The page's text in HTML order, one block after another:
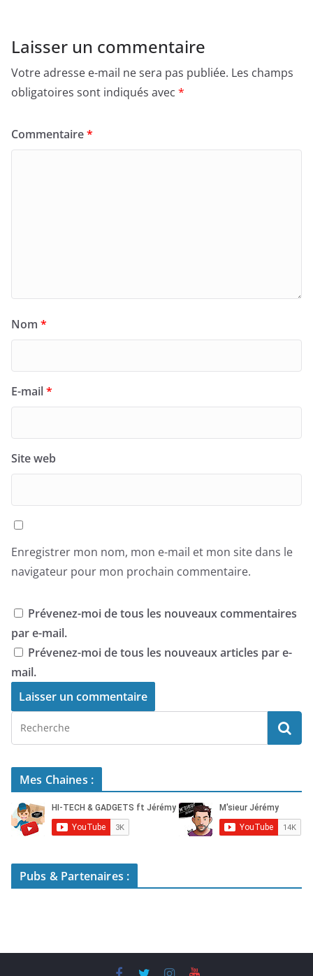
Laisser un commentaire
Votre adresse e-mail ne sera pas publiée. Les champs
obligatoires sont indiqués avec *
Commentaire*
Nom *
E-mail*
Site web
Enregistrer mon nom, mon e-mail et mon site dans le
navigateur pour mon prochain commentaire.
Prévenez-moi de tous les nouveaux commentaires
par e-mail.
Prévenez-moi de tous les nouveaux articles par e-
mail.
Mes Chaines :
Pubs & Partenaires :